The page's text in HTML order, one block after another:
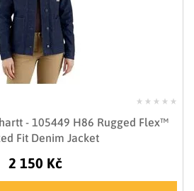
- 105449 H86 Rugged Flex™
Fit Denim Jacket
2 150 Kč